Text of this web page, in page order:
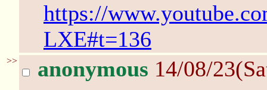
https://
LXE#t=136
>> anonymous 14/08/